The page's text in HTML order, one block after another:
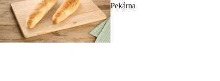
Pekárna